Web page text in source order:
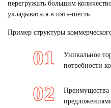
перегружать большим
укладываться в пять-шесть.
Пример структуры
Уникальное
потребности
Преимущества